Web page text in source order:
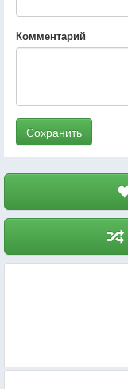
Комментарий
Сохранить